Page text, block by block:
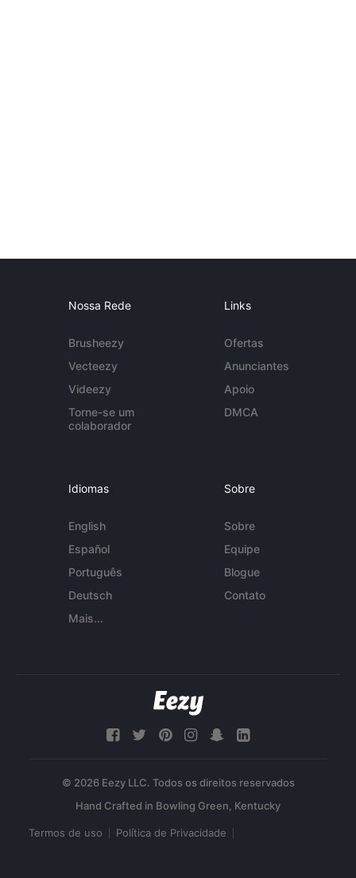
Nossa Rede
Brusheezy
Vecteezy
Videezy
Torne-se um
colaborador
Links
Ofertas
Anunciantes
Apoio
DMCA
Idiomas
English
Español
Português
Deutsch
Mais...
Sobre
Sobre
Equipe
Blogue
Contato
© 2026 Eezy LLC. Todos os direitos reservados
Termos de uso Política de Privacidade